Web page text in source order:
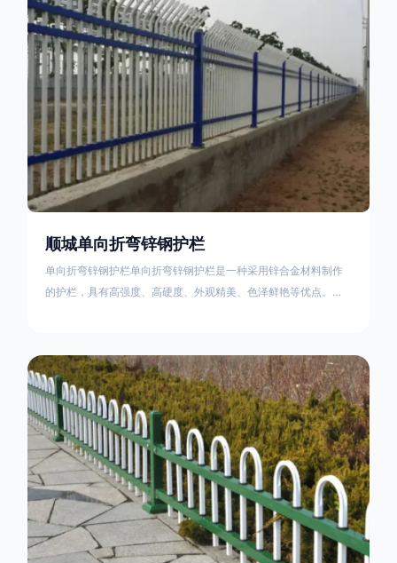
顺城单向折弯锌钢护栏
单向折弯锌钢护栏单向折弯锌钢护栏是一种采用锌合金材料制作
的护栏，具有高强度、高硬度、外观精美、色泽鲜艳等优点。该
再加上防盗垫圈，这样能够避免护栏被人轻易拆卸；适合于大批
量生产，能够很好的与自然相融合。单向折弯锌钢护栏可以用于
住宅小区、工厂院校、道路交通等场所。该产品具有高强度、高
硬度、外观